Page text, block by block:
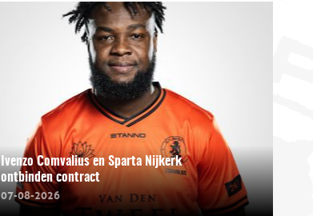
Ivenzo Comvalius en Sparta Nijkerk
ontbinden contract
07-08-2026